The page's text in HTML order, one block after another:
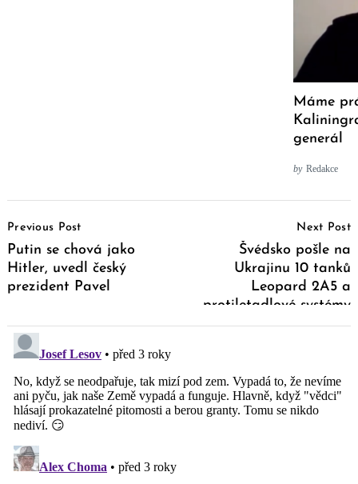
Máme
generál
by Redakce
Navigation
Previous Post
Putin se chová jako
Hitler, uvedl český
prezident Pavel
Next Post
Švédsko pošle na
Ukrajinu 10 tanků
Leopard 2A5 a
protiletadlové systémy